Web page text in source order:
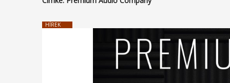
HÍREK